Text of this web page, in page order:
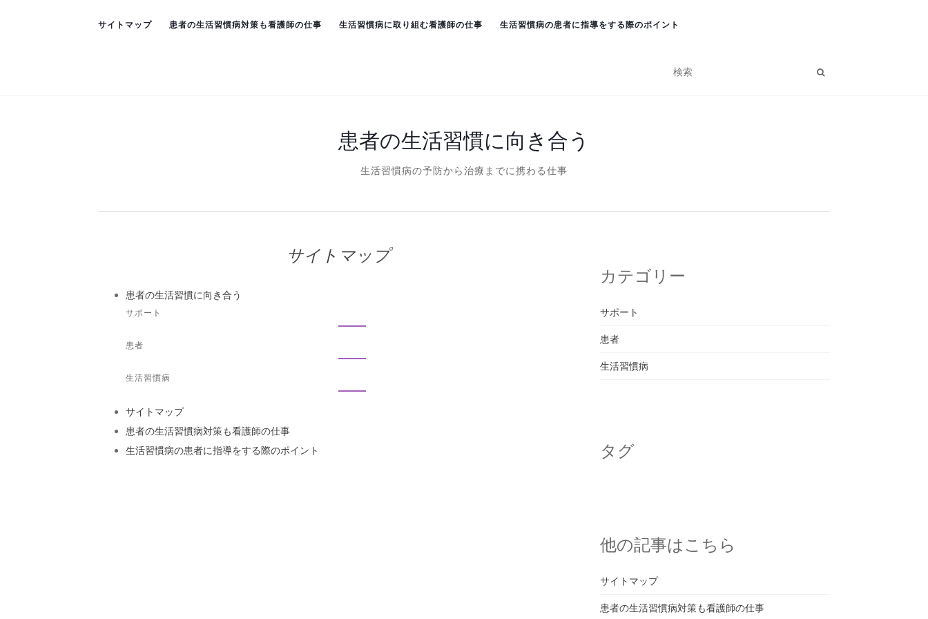
サイトマップ 患者の生活習慣病対策も看護師の仕事 生活習慣病に取り組む看護師の仕事 生活習慣病の患者に指導をする際のポイント
患者の生活習慣に向き合う
生活習慣病の予防から治療までに携わる仕事
サイトマップ
患者の生活習慣に向き合う
サポート
患者
生活習慣病
サイトマップ
患者の生活習慣病対策も看護師の仕事
生活習慣病の患者に指導をする際のポイント
カテゴリー
サポート
患者
生活習慣病
タグ
他の記事はこちら
サイトマップ
患者の生活習慣病対策も看護師の仕事